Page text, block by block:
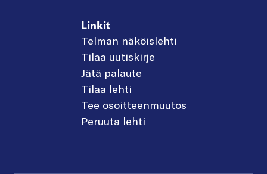
Linkit
Telman näköislehti
Tilaa uutiskirje
Jätä palaute
Tilaa lehti
Tee osoitteenmuutos
Peruuta lehti